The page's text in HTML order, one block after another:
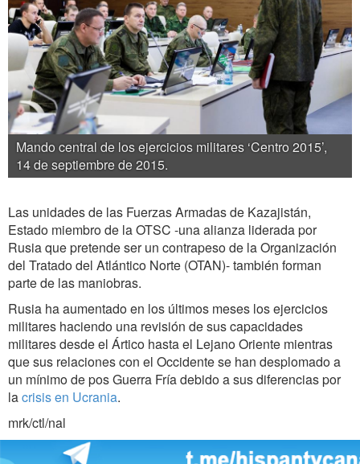
Mando central de los ejercicios militares ‘Centro 2015’,
14 de septiembre de 2015.
Las unidades de las Fuerzas Armadas de Kazajistán,
Estado miembro de la OTSC -una alianza liderada por
Rusia que pretende ser un contrapeso de la Organización
del Tratado del Atlántico Norte (OTAN)- también forman
parte de las maniobras.
Rusia ha aumentado en los últimos meses los ejercicios
militares haciendo una revisión de sus capacidades
militares desde el Ártico hasta el Lejano Oriente mientras
que sus relaciones con el Occidente se han desplomado a
un mínimo de pos Guerra Fría debido a sus diferencias por
lacrisis en Ucrania.
mrk/ctl/nal